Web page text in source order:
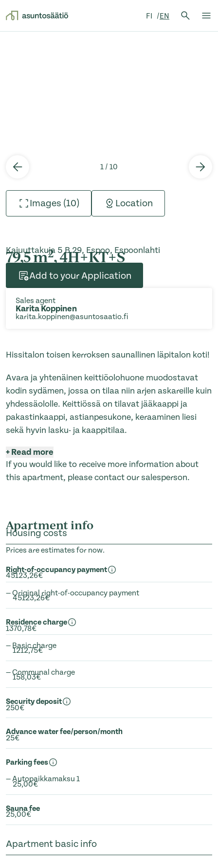
FI EN
Search
1 / 10
Images (10) Location
Kajuuttakuja 5 B 29, Espoo, Espoonlahti
79,5 m2, 4H+KT+S
Add to your Application
Sales agent
Karita Koppinen
karita.koppinen@asuntosaatio.fi
Hissitalon toisen kerroksen saunallinen läpitalon koti!
Avara ja yhtenäinen keittiöolohuone muodostavat
kodin sydämen, jossa on tilaa niin arjen askareille kuin
yhdessäololle. Keittiössä on tilavat jääkaappi ja
pakastinkaappi, astianpesukone, keraaminen liesi
sekä hyvin lasku- ja kaappitilaa.
+Read more
If you would like to receive more information about
this apartment, please contact our salesperson.
Apartment info
Housing costs
Prices are estimates for now.
Right-of-occupancy payment
45123,26€
— Original right-of-occupancy payment
45123,26€
Residence charge
1370,78€
— Basic charge
1212,75€
— Communal charge
158,03€
Security deposit
250€
Advance water fee/person/month
25€
Parking fees
— Autopaikkamaksu 1
25,00€
Sauna fee
25,00€
Apartment basic info